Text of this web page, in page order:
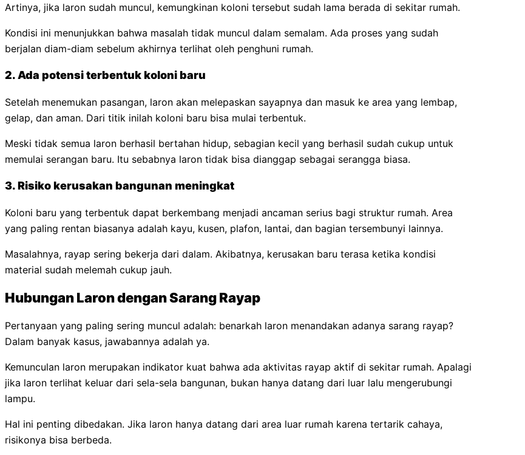
Artinya, jika laron sudah muncul, kemungkinan koloni tersebut sudah lama berada di sekitar rumah.
Kondisi ini menunjukkan bahwa masalah tidak muncul dalam semalam. Ada proses yang sudah
berjalan diam-diam sebelum akhirnya terlihat oleh penghuni rumah.
2. Ada potensi terbentuk koloni baru
Setelah menemukan pasangan, laron akan melepaskan sayapnya dan masuk ke area yang lembap,
gelap, dan aman. Dari titik inilah koloni baru bisa mulai terbentuk.
Meski tidak semua laron berhasil bertahan hidup, sebagian kecil yang berhasil sudah cukup untuk
memulai serangan baru. Itu sebabnya laron tidak bisa dianggap sebagai serangga biasa.
3. Risiko kerusakan bangunan meningkat
Koloni baru yang terbentuk dapat berkembang menjadi ancaman serius bagi struktur rumah. Area
yang paling rentan biasanya adalah kayu, kusen, plafon, lantai, dan bagian tersembunyi lainnya.
Masalahnya, rayap sering bekerja dari dalam. Akibatnya, kerusakan baru terasa ketika kondisi
material sudah melemah cukup jauh.
Hubungan Laron dengan Sarang Rayap
Pertanyaan yang paling sering muncul adalah: benarkah laron menandakan adanya sarang rayap?
Dalam banyak kasus, jawabannya adalah ya.
Kemunculan laron merupakan indikator kuat bahwa ada aktivitas rayap aktif di sekitar rumah. Apalagi
jika laron terlihat keluar dari sela-sela bangunan, bukan hanya datang dari luar lalu mengerubungi
lampu.
Hal ini penting dibedakan. Jika laron hanya datang dari area luar rumah karena tertarik cahaya,
risikonya bisa berbeda.